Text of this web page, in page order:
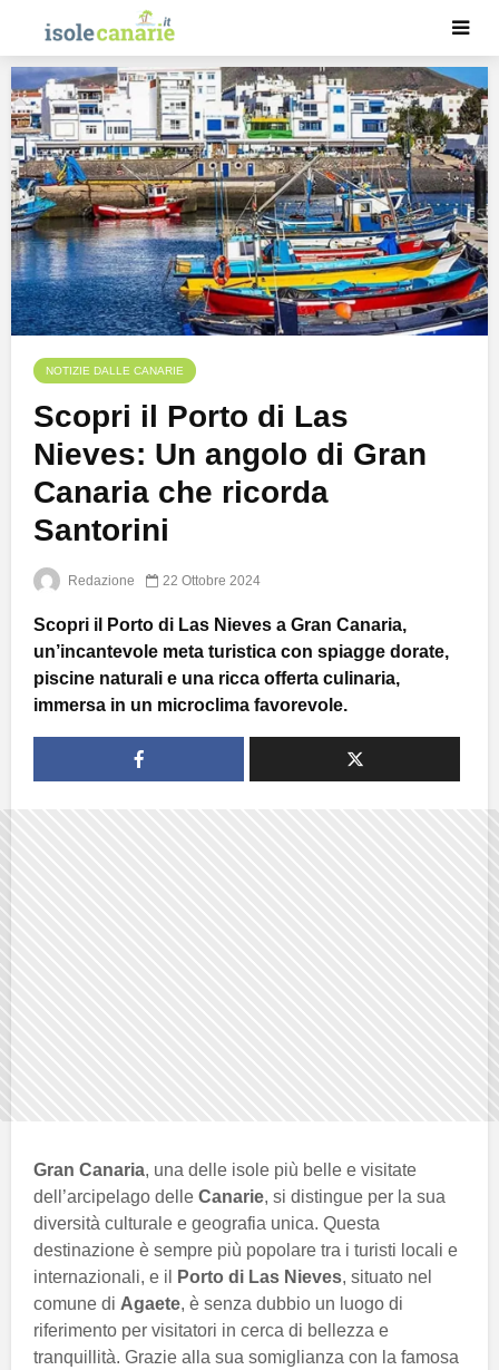
NOTIZIE DALLE CANARIE
Scopri il Porto di Las
Nieves: Un angolo di Gran
Canaria che ricorda
Santorini
Redazione 22 Ottobre 2024
Scopri il Porto di Las Nieves a Gran Canaria,
un’incantevole meta turistica con spiagge dorate,
piscine naturali e una ricca offerta culinaria,
immersa in un microclima favorevole.
Gran Canaria, una delle isole più belle e visitate
dell’arcipelago delle Canarie, si distingue per la sua
diversità culturale e geografia unica. Questa
destinazione è sempre più popolare tra i turisti locali e
internazionali, e il
Porto di Las Nieves, situato nel
comune di Agaete, è senza dubbio un luogo di
riferimento per visitatori in cerca di bellezza e
tranquillità. Grazie alla sua somiglianza con la famosa